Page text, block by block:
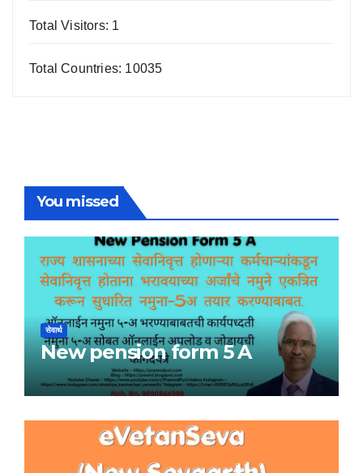
Total Visitors: 1
Total Countries: 10035
You missed
सेवार्थ
New pension form 5 A